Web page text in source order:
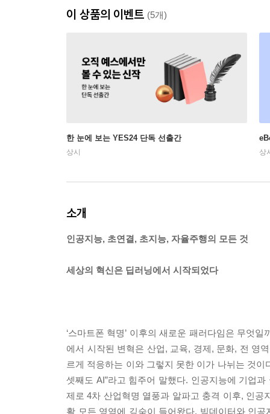
이 상품의 이벤트 (5개)
한 눈에 보는 YES24 단독 선출간
상시 상
소개
인공지능, 초연결, 초지능, 자율주행의 모든 것
세상의 혁신은 딥러닝에서 시작되었다
‘스마트폰 혁명’ 이후의 새로운 패러다임은 무엇
에서 시작된 변혁은 산업, 교육, 경제, 문화, 전 영
르게 적응하는 이와 그렇지 못한 이가 나뉘는 것
셋째도 AI”라고 힘주어 말했다. 인공지능에 기업
제로 4차 산업혁명 열풍과 알파고 충격 이후, 인
활 모든 영역에 깊숙이 들어왔다. 빅데이터와 인